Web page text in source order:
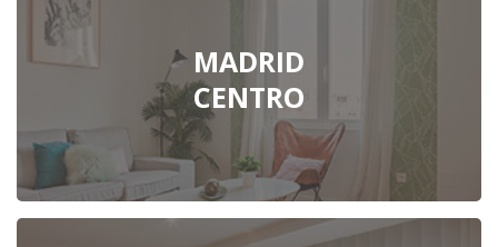
MADRID
CENTRO